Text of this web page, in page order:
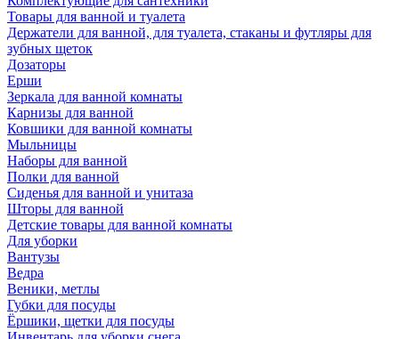
Товары для ванной и туалета
Держатели для ванной, для туалета, стаканы и футляры для
зубных щеток
Дозаторы
Ерши
Зеркала для ванной комнаты
Карнизы для ванной
Ковшики для ванной комнаты
Мыльницы
Наборы для ванной
Полки для ванной
Сиденья для ванной и унитаза
Шторы для ванной
Детские товары для ванной комнаты
Для уборки
Вантузы
Ведра
Веники, метлы
Губки для посуды
Ёршики, щетки для посуды